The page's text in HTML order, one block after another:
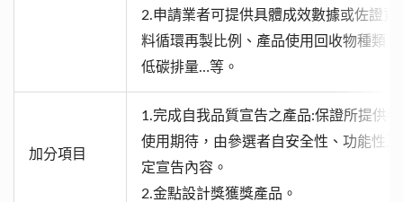
2.申請業者可提供具體成效數據或佐證
料循環再製比例、產品使用回收物種類
低碳排量…等。
加分項目
1.完成自我品質宣告之產品:保證所提供
使用期待，由參選者自安全性、功能性
定宣告內容。
2.金點設計獎獲獎產品。